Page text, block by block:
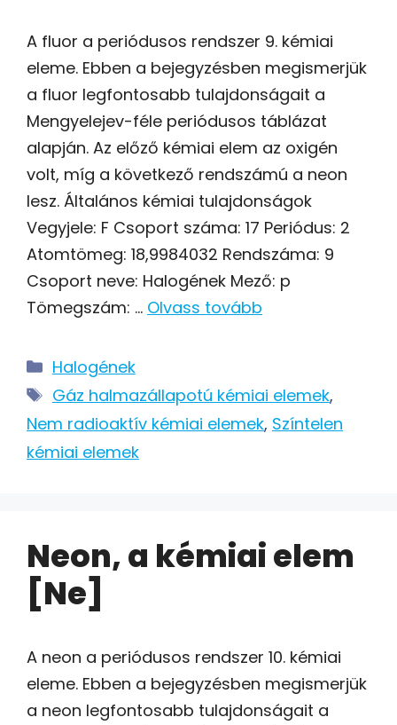
A fluor a periódusos rendszer 9. kémiai
eleme. Ebben a bejegyzésben megismerjük
a fluor legfontosabb tulajdonságait a
Mengyelejev-féle periódusos táblázat
alapján. Az előző kémiai elem az oxigén
volt, míg a következő rendszámú a neon
lesz. Általános kémiai tulajdonságok
Vegyjele: F Csoport száma: 17 Periódus: 2
Atomtömeg: 18,9984032 Rendszáma: 9
Csoport neve: Halogének Mező: p
Tömegszám: … Olvass tovább
Kategória
Halogének
Címkék
Gáz halmazállapotú kémiai elemek,
Nem radioaktív kémiai elemek, Színtelen
kémiai elemek
Neon, a kémiai elem
[Ne]
A neon a periódusos rendszer 10. kémiai
eleme. Ebben a bejegyzésben megismerjük
a neon legfontosabb tulajdonságait a